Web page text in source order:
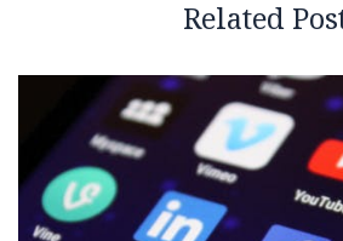
Related